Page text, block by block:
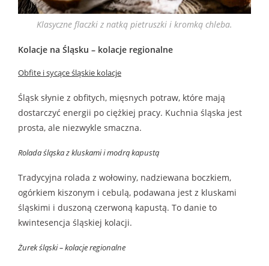
Klasyczne flaczki z natką pietruszki i kromką chleba.
Kolacje na Śląsku – kolacje regionalne
Obfite i sycące śląskie kolacje
Śląsk słynie z obfitych, mięsnych potraw, które mają
dostarczyć energii po ciężkiej pracy. Kuchnia śląska jest
prosta, ale niezwykle smaczna.
Rolada śląska z kluskami i modrą kapustą
Tradycyjna rolada z wołowiny, nadziewana boczkiem,
ogórkiem kiszonym i cebulą, podawana jest z kluskami
śląskimi i duszoną czerwoną kapustą. To danie to
kwintesencja śląskiej kolacji.
Żurek śląski – kolacje regionalne